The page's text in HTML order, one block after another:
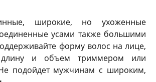
широкие, но ухоженные
усами также большими
форму волос на лице,
длину и объем триммером или
подойдет мужчинам с широким,